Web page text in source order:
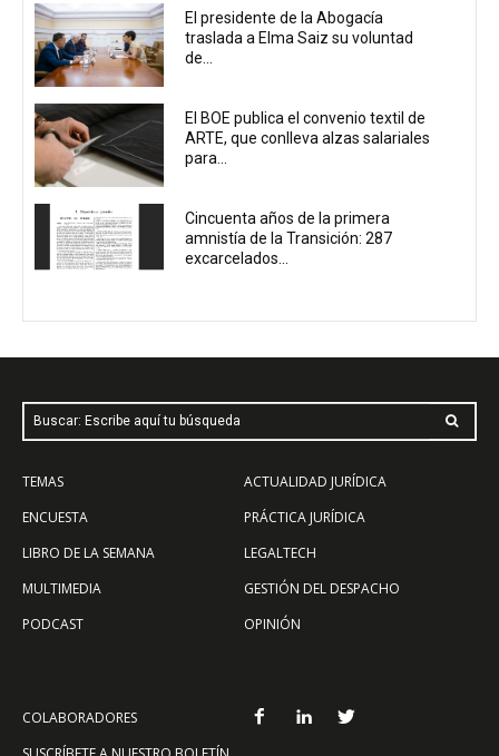
El presidente de la Abogacía
traslada a Elma Saiz su voluntad
de...
El BOE publica el convenio textil de
ARTE, que conlleva alzas salariales
para...
Cincuenta años de la primera
amnistía de la Transición: 287
excarcelados...
Buscar: Escribe aquí tu búsqueda
TEMAS
ENCUESTA
LIBRO DE LA SEMANA
MULTIMEDIA
PODCAST
ACTUALIDAD JURÍDICA
PRÁCTICA JURÍDICA
LEGALTECH
GESTIÓN DEL DESPACHO
OPINIÓN
COLABORADORES